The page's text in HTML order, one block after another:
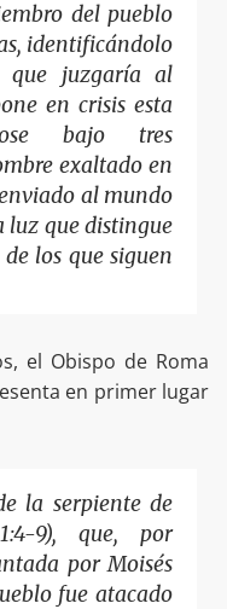
del pueblo
identificándolo
que juzgaría al
en crisis esta
bajo tres
exaltado en
al mundo
luz que distingue
los que siguen
el Obispo de Roma
en primer lugar
la serpiente de
9), que, por
por Moisés
fue atacado